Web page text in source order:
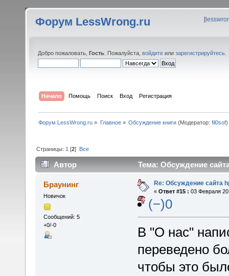
Форум LessWrong.ru [
Добро пожаловать, Гость . Пожалуйста, войдите или зарегистрируйтесь
Начало Помощь Поиск Вход Регистрация
Форум LessWrong.ru » Главное» Обсуждение книги(Модератор: fil0sof)
Страницы: 1 [2] Все
Автор Тема: Обсуждение
Браунинг
Новичок
Сообщений: 5
+0/-0
Re: Обсуждение сайта
« Ответ #15 : 03 Февраля
(−)0
В "О нас"
переведено
чтобы это